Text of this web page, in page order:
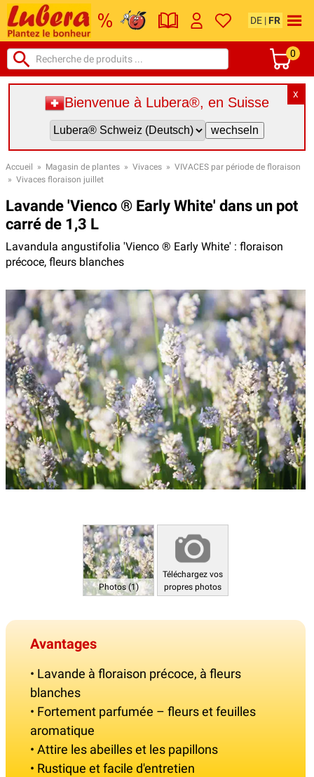
DE | FR
0
X
Bienvenue à Lubera®, en Suisse
Accueil » Magasin de plantes » Vivaces » VIVACES par période de floraison
» Vivaces floraison juillet
Lavande 'Vienco ® Early White' dans un pot
carré de 1,3 L
Lavandula angustifolia 'Vienco ® Early White' : floraison
précoce, fleurs blanches
Photos (1)
Téléchargez vos
propres photos
Avantages
• Lavande à floraison précoce, à fleurs
blanches
• Fortement parfumée – fleurs et feuilles
aromatique
• Attire les abeilles et les papillons
• Rustique et facile d'entretien